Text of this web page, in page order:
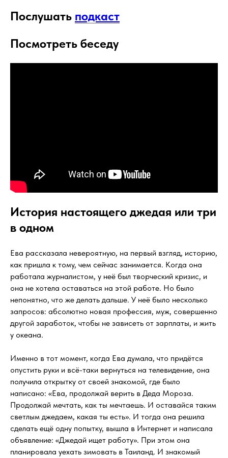
Послушать подкаст
Посмотреть беседу
История настоящего джедая или три
в одном
Ева рассказала невероятную, на первый взгляд, историю,
как пришла к тому, чем сейчас занимается. Когда она
работала журналистом, у неё был творческий кризис, и
она не хотела оставаться на этой работе. Но было
непонятно, что же делать дальше. У неё было несколько
запросов: абсолютно новая профессия, муж, совершенно
другой заработок, чтобы не зависеть от зарплаты, и жить
у океана.
Именно в тот момент, когда Ева думала, что придётся
опустить руки и всё-таки вернуться на телевидение, она
получила открытку от своей знакомой, где было
написано: «Ева, продолжай верить в Деда Мороза.
Продолжай мечтать, как ты мечтаешь. И оставайся таким
светлым джедаем, какая ты есть». И тогда она решила
сделать ещё одну попытку, вышла в Интернет и написала
объявление: «Джедай ищет работу». При этом она
планировала уехать зимовать в Таиланд. И знакомый